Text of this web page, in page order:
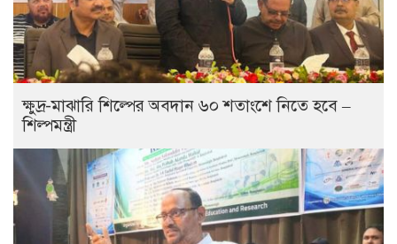
ক্ষুদ্র-মাঝারি শিল্পের অবদান ৬০ শতাংশে নিতে হবে –
শিল্পমন্ত্রী